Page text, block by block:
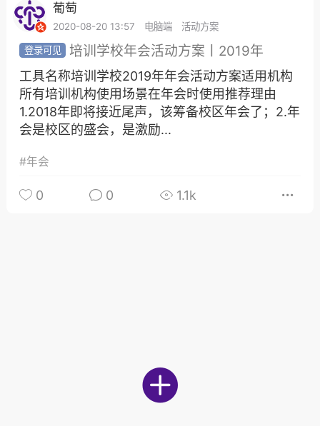
百问百答 产品服务 需求对接
06-08 15:51 电脑端 热点专题
布稳住经济一揽子政策措施
兴日报 6月7日下午，记者从新闻发
悉，为贯彻落实绍兴市经济稳进提质攻
神，绍兴市迅速出台稳住经济一揽子政
以更大力度、更快速度、更...
社会保障部 国家发展改革委 财政部 税务
扩大阶段性缓缴社会保险费政策实施范
的通知人社部发〔2022〕31号各省、自
葡萄
2020-08-20 13:57 电脑端 活动方案
培训学校年会活动方案丨2019年
工具名称培训学校2019年年会活动方案适用机构
所有培训机构使用场景在年会时使用推荐理由
1.2018年即将接近尾声，该筹备校区年会了；2.年
会是校区的盛会，是激励...
#年会
0 0 1.1k